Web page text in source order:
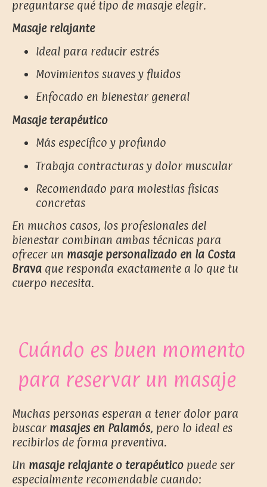
preguntarse qué tipo de masaje elegir.
Masaje relajante
Ideal para reducir estrés
Movimientos suaves y fluidos
Enfocado en bienestar general
Masaje terapéutico
Más específico y profundo
Trabaja contracturas y dolor muscular
Recomendado para molestias físicas
concretas
En muchos casos, los profesionales del
bienestar combinan ambas técnicas para
ofrecer un masaje personalizado en la Costa
Brava que responda exactamente a lo que tu
cuerpo necesita.
Cuándo es buen momento
para reservar un masaje
Muchas personas esperan a tener dolor para
buscar masajes en Palamós, pero lo ideal es
recibirlos de forma preventiva.
Un masaje relajante o terapéutico puede ser
especialmente recomendable cuando: